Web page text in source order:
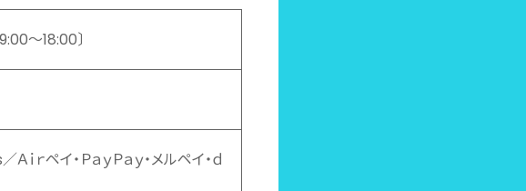
～18:00〕
イ・ＰａｙＰａｙ・メルペイ・ｄ